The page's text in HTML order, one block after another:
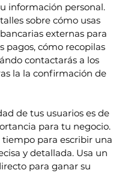
información personal.
sobre cómo usas
externas para
pagos, cómo recopilas
contactarás a los
la la confirmación de
de tus usuarios es de
para tu negocio.
para escribir una
y detallada. Usa un
para ganar su